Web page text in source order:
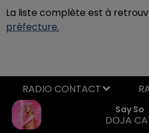
La liste complète est à
préfecture.
Say So
DOJA